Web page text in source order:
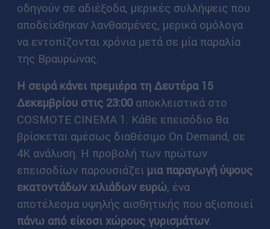
οδηγούν σε αδιέξοδα, μερικές συλλήψεις που
αποδείχθηκαν λανθασμένες, μερικά ομόλογα
να εντοπίζονται χρόνια μετά σε μία παραλία
της Βραυρώνας.
Η σειρά κάνει πρεμιέρα τη Δευτέρα 15
Δεκεμβρίου στις 23:00αποκλειστικά στο
COSMOTE CINEMA 1. Κάθε επεισόδιο θα
βρίσκεται αμέσως διαθέσιμο On Demand, σε
4K ανάλυση. Η προβολή των πρώτων
επεισοδίων παρουσιάζει μια παραγωγή ύψους
εκατοντάδων χιλιάδων ευρώ, ένα
αποτέλεσμα υψηλής αισθητικής που αξιοποιεί
πάνω από είκοσι χώρους γυρισμάτων.